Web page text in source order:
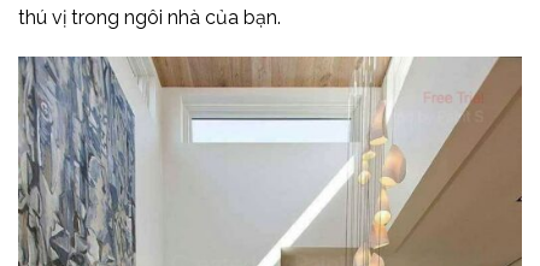
thú vị trong ngôi nhà của bạn.